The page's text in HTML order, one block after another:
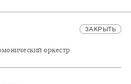
ЗАКРЫТЬ
оркестр